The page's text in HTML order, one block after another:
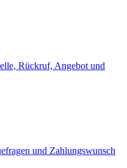
Rückruf, Angebot und
und Zahlungswunsch